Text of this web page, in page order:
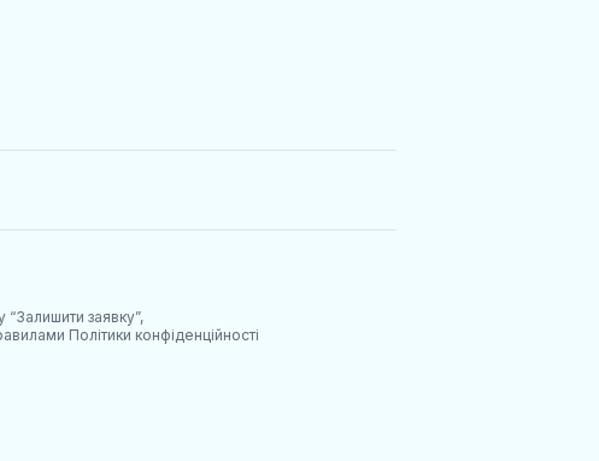
заявку”,
Політики конфіденційності